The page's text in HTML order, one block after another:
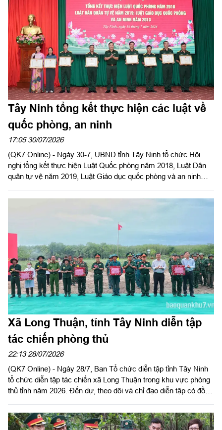
Quân sự tỉnh đồng chủ trì hội nghị.
Tây Ninh tổng kết thực hiện các luật về
quốc phòng, an ninh
17:05 30/07/2026
(QK7 Online) - Ngày 30-7, UBND tỉnh Tây Ninh tổ chức Hội
nghị tổng kết thực hiện Luật Quốc phòng năm 2018, Luật Dân
quân tự vệ năm 2019, Luật Giáo dục quốc phòng và an ninh
khu 7 dự và phát biểu chỉ đạo. Đại tá Trần Đình Hưng, Phó Chỉ
UBND tỉnh chủ trì hội nghị. Dự Hội nghị có Đại tá Bùi Đăng
Ninh, Chính ủy Bộ CHQS tỉnh.
Xã Long Thuận, tỉnh Tây Ninh diễn tập
tác chiến phòng thủ
22:13 28/07/2026
(QK7 Online) - Ngày 28/7, Ban Tổ chức diễn tập tỉnh Tây Ninh
tổ chức diễn tập tác chiến xã Long Thuận trong khu vực phòng
thủ tỉnh năm 2026. Đến dự, theo dõi và chỉ đạo diễn tập có đồng
ban tổ chức diễn tập tỉnh; Đại tá Trần Đình Hưng, Phó Chỉ huy
trưởng, Tham mưu trưởng Bộ CHQS tỉnh, Ủy viên Ban Chỉ đạo